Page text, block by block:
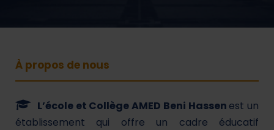
À propos de nous
L’école et Collège AMED Beni Hassen est un
établissement qui offre un cadre éducatif